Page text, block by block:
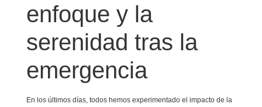
enfoque y la
serenidad tras la
emergencia
En los últimos días, todos hemos experimentado el impacto de la